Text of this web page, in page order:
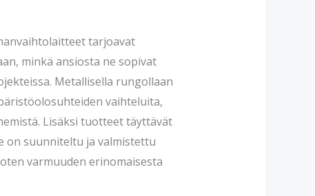
tarjoavat
minkä ansiosta ne sopivat
Metallisella rungollaan
vaihteluita,
Lisäksi tuotteet täyttävät
on suunniteltu ja valmistettu
varmuuden erinomaisesta